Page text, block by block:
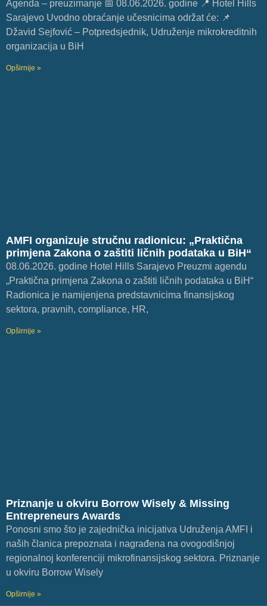
Agenda – preuzimanje 📅 08.06.2026. godine 📍 Hotel Hills
Sarajevo Uvodno obraćanje učesnicima održat će: 📌
Džavid Sejfović – Potpredsjednik, Udruženje mikrokreditnih
organizacija u BiH
Opširnije »
AMFI organizuje stručnu radionicu: „Praktična
primjena Zakona o zaštiti ličnih podataka u BiH“
08.06.2026. godine Hotel Hills Sarajevo Preuzmi agendu
„Praktična primjena Zakona o zaštiti ličnih podataka u BiH“
Radionica je namijenjena predstavnicima finansijskog
sektora, pravnih, compliance, HR,
Opširnije »
Priznanje u okviru Borrow Wisely & Missing
Entrepreneurs Awards
Ponosni smo što je zajednička inicijativa Udruženja AMFI i
naših članica prepoznata i nagrađena na ovogodišnjoj
regionalnoj konferenciji mikrofinansijskog sektora. Priznanje
u okviru Borrow Wisely
Opširnije »